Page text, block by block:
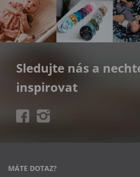
Sledujte nás a
inspirovat
MÁTE DOTAZ?